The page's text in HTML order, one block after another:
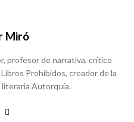
Miró
profesor de narrativa, crítico
Prohibidos, creador de la
Autorquía.